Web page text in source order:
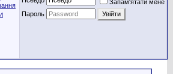
Запам'ятати мене
Пароль